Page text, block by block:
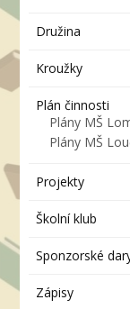
Družina
Kroužky
Plán činnosti
Plány MŠ
Plány MŠ
Projekty
Školní klub
Sponzorské
Zápisy